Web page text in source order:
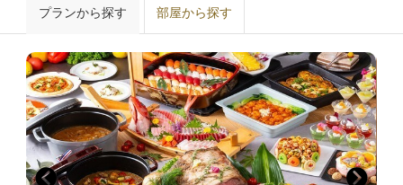
プランから探す 部屋から探す